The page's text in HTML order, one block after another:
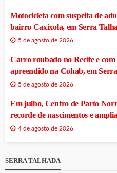
Motocicleta com suspeita de
bairro Caxixola, em Serra
5 de agosto de 2026
Carro roubado no Recife e com
apreendido na Cohab, em
5 de agosto de 2026
Em julho, Centro de Parto
recorde de nascimentos e
4 de agosto de 2026
SERRA TALHADA